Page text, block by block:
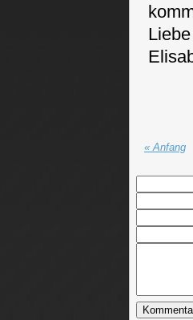
« Anfang